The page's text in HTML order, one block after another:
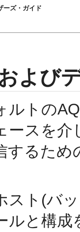
ズ・ガイド
よび
ルトの
ースを
するた
スト(バ
ルと構